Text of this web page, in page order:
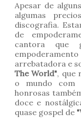
Apesar de
algumas
discografia.
de
cantora que
arrebatadora e
The World", que
o mundo com
honrosas
doce e
quase gospel de